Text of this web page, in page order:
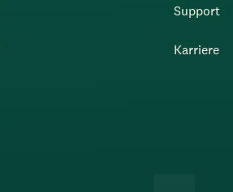
Support
Karriere